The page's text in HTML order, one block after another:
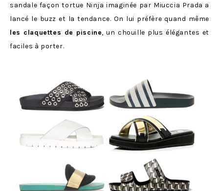
sandale façon tortue Ninja imaginée par Miuccia Prada a
lancé le buzz et la tendance. On lui préfère quand même
les claquettes de piscine, un chouille plus élégantes et
faciles à porter.